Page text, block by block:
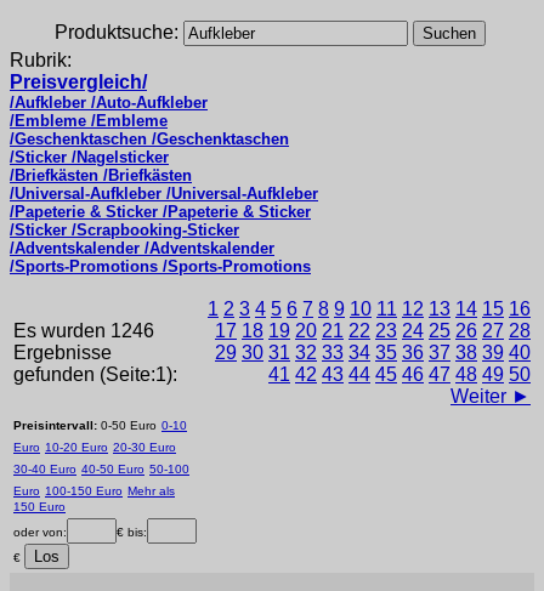
Produktsuche:
Rubrik:
Preisvergleich/
/Aufkleber /Auto-Aufkleber
/Embleme /Embleme
/Geschenktaschen /Geschenktaschen
/Sticker /Nagelsticker
/Briefkästen /Briefkästen
/Universal-Aufkleber /Universal-Aufkleber
/Papeterie & Sticker /Papeterie & Sticker
/Sticker /Scrapbooking-Sticker
/Adventskalender /Adventskalender
/Sports-Promotions /Sports-Promotions
Es wurden 1246
Ergebnisse
gefunden (Seite:1):
1 2 3 4 5 6 7 8 9 10 11 12 13 14 15 16
17 18 19 20 21 22 23 24 25 26 27 28
29 30 31 32 33 34 35 36 37 38 39 40
41 42 43 44 45 46 47 48 49 50
Weiter ►
Preisintervall: 0-50 Euro 0-10
Euro 10-20 Euro 20-30 Euro
30-40 Euro 40-50 Euro 50-100
Euro 100-150 Euro Mehr als
150 Euro
oder von:
€ bis:
€